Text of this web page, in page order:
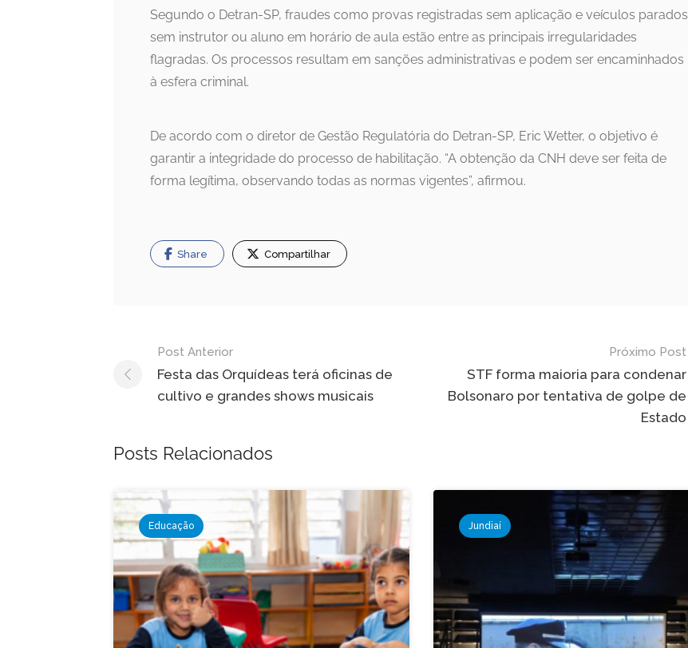
Segundo o Detran-SP, fraudes como provas registradas sem aplicação e veículos parados
sem instrutor ou aluno em horário de aula estão entre as principais irregularidades
flagradas. Os processos resultam em sanções administrativas e podem ser encaminhados
à esfera criminal.
De acordo com o diretor de Gestão Regulatória do Detran-SP, Eric Wetter, o objetivo é
garantir a integridade do processo de habilitação. “A obtenção da CNH deve ser feita de
forma legítima, observando todas as normas vigentes”, afirmou.
Share Compartilhar
Navegação
de
Post
Post Anterior
Festa das Orquídeas terá oficinas de
cultivo e grandes shows musicais
Próximo Post
STF forma maioria para condenar
Bolsonaro por tentativa de golpe de
Estado
Posts Relacionados
Educação Jundiaí